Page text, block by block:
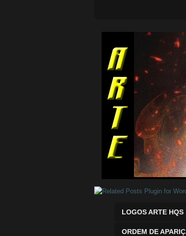
Quadrinhos Marvel e
LOGOS ARTE HQS
ORDEM DE